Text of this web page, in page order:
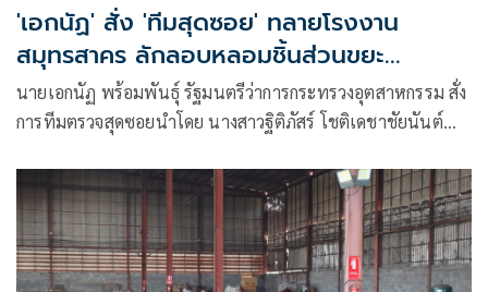
'เอกนัฏ' สั่ง 'ทีมสุดซอย' ทลายโรงงาน
สมุทรสาคร ลักลอบหลอมชิ้นส่วนขยะ
อิเล็กทรอนิกส์ โยงโรงงานเถื่อนปราจีนฯ
นายเอกนัฏ พร้อมพันธุ์ รัฐมนตรีว่าการกระทรวงอุตสาหกรรม สั่ง
การทีมตรวจสุดซอยนำโดย นางสาวฐิติภัสร์ โชติเดชาชัยนันต์